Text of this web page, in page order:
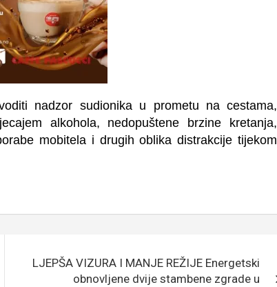
nadzor sudionika u prometu na cestama,
alkohola, nedopuštene brzine kretanja,
mobitela i drugih oblika distrakcije tijekom
LJEPŠA VIZURA I MANJE REŽIJE Energetski
obnovljene dvije stambene zgrade u